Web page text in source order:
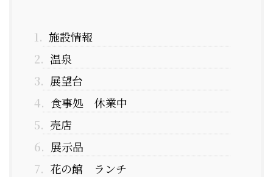
1. 施設情報
2. 温泉
3. 展望台
4. 食事処 休業中
5. 売店
6. 展示品
7. 花の館 ランチ